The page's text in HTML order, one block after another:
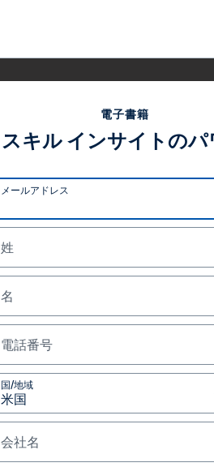
電子書籍
スキル インサイトのパ
メールアドレス
姓
名
電話番号
国/地域
会社名